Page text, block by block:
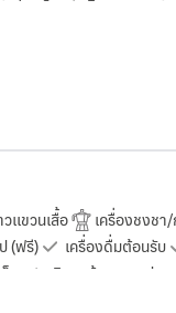
วแขวนเสื้อ เครื่องชงช
(ฟรี) เครื่องดื่มต้อนรับ
น บริการด้านความปลอ